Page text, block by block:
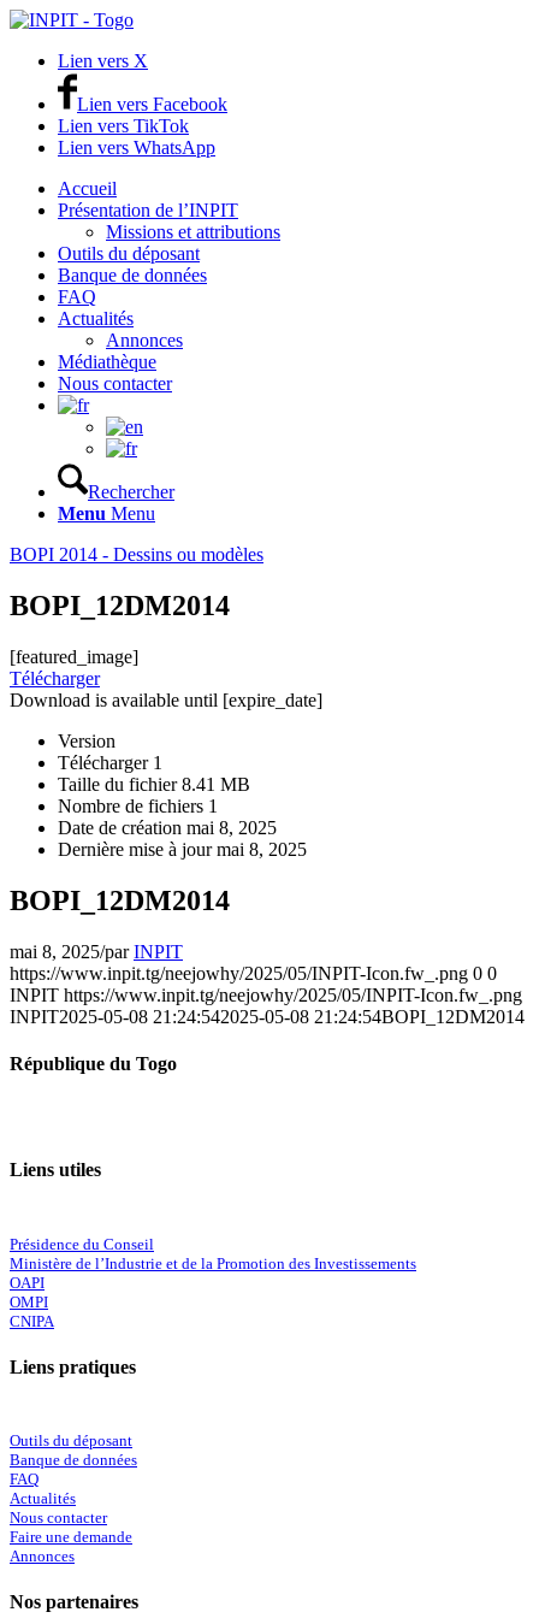
Lien vers X
Lien vers Facebook
Lien vers TikTok
Lien vers WhatsApp
Accueil
Présentation de l’INPIT
Missions et attributions
Outils du déposant
Banque de données
FAQ
Actualités
Annonces
Médiathèque
Nous contacter
Rechercher
Menu Menu
BOPI 2014 - Dessins ou modèles
BOPI_12DM2014
[featured_image]
Télécharger
Download is available until [expire_date]
Version
Télécharger 1
Taille du fichier8.41 MB
Nombre de fichiers 1
Date de création mai 8, 2025
Dernière mise à jourmai 8, 2025
BOPI_12DM2014
mai 8, 2025/parINPIT
https://www.inpit.tg/neejowhy/2025/05/INPIT-Icon.fw_.png 0 0
INPIT https://www.inpit.tg/neejowhy/2025/05/INPIT-Icon.fw_.png
INPIT2025-05-08 21:24:542025-05-08 21:24:54BOPI_12DM2014
République du Togo
Liens utiles
Présidence du Conseil
Ministère de l’Industrie et de la Promotion des Investissements
OAPI
OMPI
CNIPA
Liens pratiques
Outils du déposant
Banque de données
FAQ
Actualités
Nous contacter
Faire une demande
Annonces
Nos partenaires